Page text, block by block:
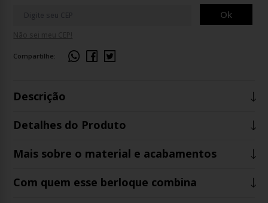
Ok
Compartilhe:
Descrição
Detalhes do Produto
Mais sobre o material e acabamentos
Com quem esse berloque combina